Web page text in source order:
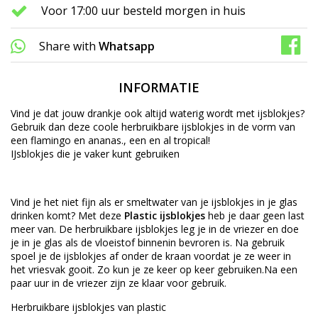
Voor 17:00 uur besteld morgen in huis
Share with Whatsapp
INFORMATIE
Vind je dat jouw drankje ook altijd waterig wordt met ijsblokjes?
Gebruik dan deze coole herbruikbare ijsblokjes in de vorm van
een flamingo en ananas., een en al tropical!
IJsblokjes die je vaker kunt gebruiken
Vind je het niet fijn als er smeltwater van je ijsblokjes in je glas
drinken komt? Met deze Plastic ijsblokjes heb je daar geen last
meer van. De herbruikbare ijsblokjes leg je in de vriezer en doe
je in je glas als de vloeistof binnenin bevroren is. Na gebruik
spoel je de ijsblokjes af onder de kraan voordat je ze weer in
het vriesvak gooit. Zo kun je ze keer op keer gebruiken.Na een
paar uur in de vriezer zijn ze klaar voor gebruik.
Herbruikbare ijsblokjes van plastic